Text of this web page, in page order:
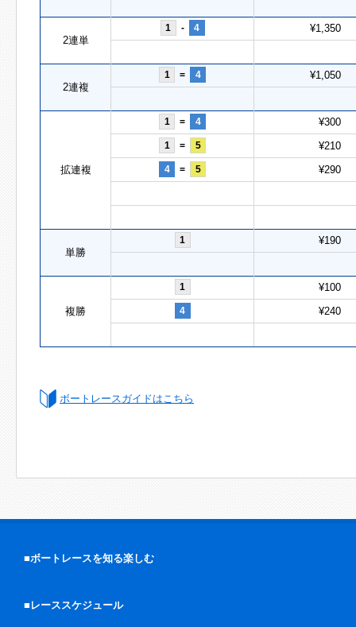
2連単
1 - 4 ¥1,350
2連複
1 = 4 ¥1,050
拡連複
1 = 4 ¥300
1 = 5 ¥210
4 = 5 ¥290
単勝
1 ¥190
複勝
1 ¥100
4 ¥240
ボートレースガイドはこちら
■ボートレースを知る楽しむ
■レーススケジュール